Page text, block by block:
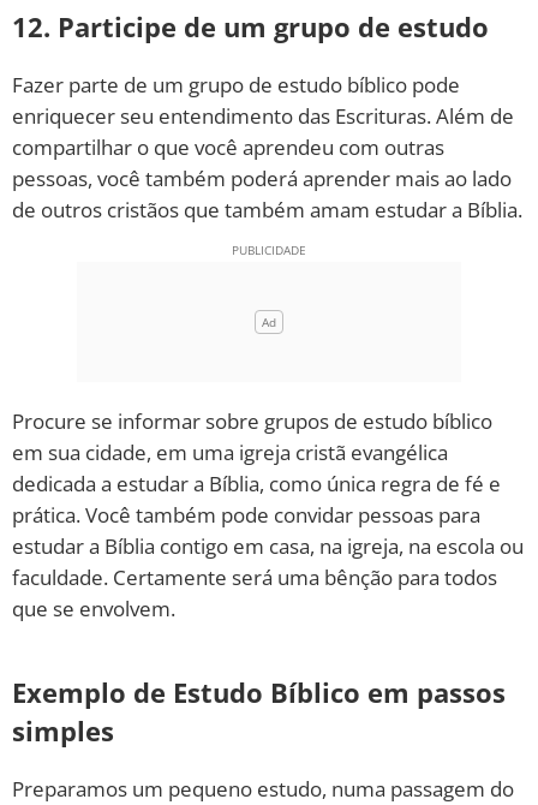
12. Participe de um grupo de estudo
Fazer parte de um grupo de estudo bíblico pode
enriquecer seu entendimento das Escrituras. Além de
compartilhar o que você aprendeu com outras
pessoas, você também poderá aprender mais ao lado
de outros cristãos que também amam estudar a Bíblia.
Procure se informar sobre grupos de estudo bíblico
em sua cidade, em uma igreja cristã evangélica
dedicada a estudar a Bíblia, como única regra de fé e
prática. Você também pode convidar pessoas para
estudar a Bíblia contigo em casa, na igreja, na escola ou
faculdade. Certamente será uma bênção para todos
que se envolvem.
Exemplo de Estudo Bíblico em passos
simples
Preparamos um pequeno estudo, numa passagem do